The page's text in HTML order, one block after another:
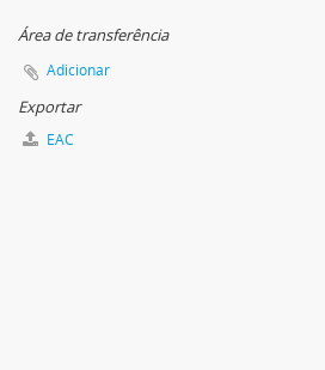
Área de transferência
Adicionar
Exportar
EAC